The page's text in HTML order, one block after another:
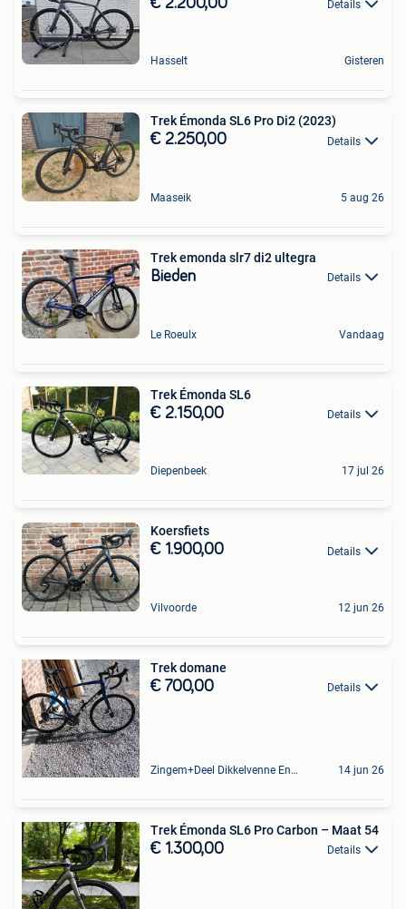
Details
Hasselt Gisteren
Trek Émonda SL6 Pro Di2 (2023)
€ 2.250,00 Details
Maaseik 5 aug 26
Trek emonda slr7 di2 ultegra
Bieden Details
Le Roeulx Vandaag
Trek Émonda SL6
€ 2.150,00 Details
Diepenbeek 17 jul 26
Koersfiets
€ 1.900,00 Details
Vilvoorde 12 jun 26
Trek domane
€ 700,00 Details
Zingem+Deel Dikkelvenne En Nederzwalm-Hermelgem 14 jun 26
Trek Émonda SL6 Pro Carbon – Maat 54
€ 1.300,00 Details